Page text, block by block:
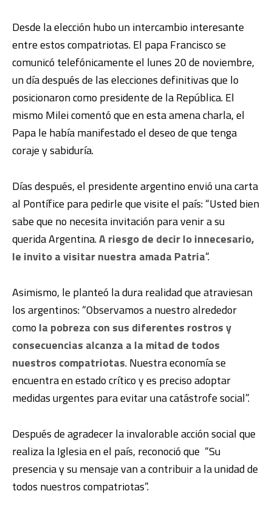
Desde la elección hubo un intercambio interesante
entre estos compatriotas. El papa Francisco se
comunicó telefónicamente el lunes 20 de noviembre,
un día después de las elecciones definitivas que lo
posicionaron como presidente de la República. El
mismo Milei comentó que en esta amena charla, el
Papa le había manifestado el deseo de que tenga
coraje y sabiduría.
Días después, el presidente argentino envió una carta
al Pontífice para pedirle que visite el país: “Usted bien
sabe que no necesita invitación para venir a su
querida Argentina.A riesgo de decir lo innecesario,
le invito a visitar nuestra amada Patria“.
Asimismo, le planteó la dura realidad que atraviesan
los argentinos: “Observamos a nuestro alrededor
como la pobreza con sus diferentes rostros y
consecuencias alcanza a la mitad de todos
nuestros compatriotas. Nuestra economía se
encuentra en estado crítico y es preciso adoptar
medidas urgentes para evitar una catástrofe social”.
Después de agradecer la invalorable acción social que
realiza la Iglesia en el país, reconoció que “Su
presencia y su mensaje van a contribuir a la unidad de
todos nuestros compatriotas”.